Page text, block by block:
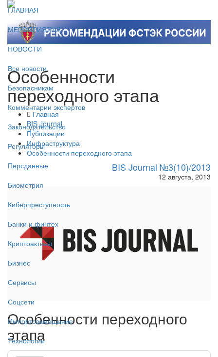
ГЛАВНАЯ
МЕРОПРИЯТИЯ
НОВОСТИ
Все новости
Безопасникам
Комментарии экспертов
Законодательство
Регуляторы
Персданные
Биометрия
Киберпреступность
Банки и финтех
Криптоактивы
Бизнес
Сервисы
Соцсети
Импортозамещение
Технологии
Особенности
переходного этапа
Главная
BIS Journal
Публикации
Инфраструктура
Особенности переходного этапа
BIS Journal №3(10)/2013
12 августа, 2013
Особенности переходного
этапа